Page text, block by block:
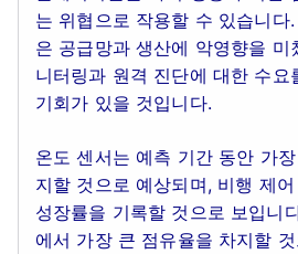
는 위협으로 작용할 수 있습니다
은 공급망과 생산에 악영향을 미
니터링과 원격 진단에 대한 수요
기회가 있을 것입니다.
온도 센서는 예측 기간 동안 가
지할 것으로 예상되며, 비행 제
성장률을 기록할 것으로 보입니
에서 가장 큰 점유율을 차지할